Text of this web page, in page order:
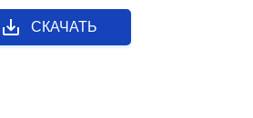
СКАЧАТЬ